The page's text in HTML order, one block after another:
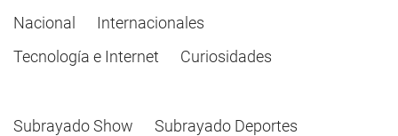
Nacional
Internacionales
Tecnología e Internet
Curiosidades
Subrayado Show Subrayado Deportes